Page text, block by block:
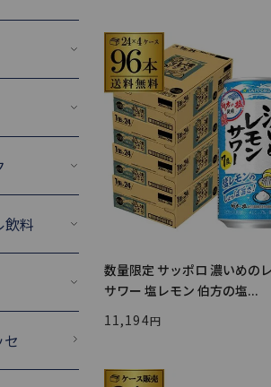
飲料
数量限定 サッポロ 濃いめの
サワー 塩レモン 伯方の塩...
11,194